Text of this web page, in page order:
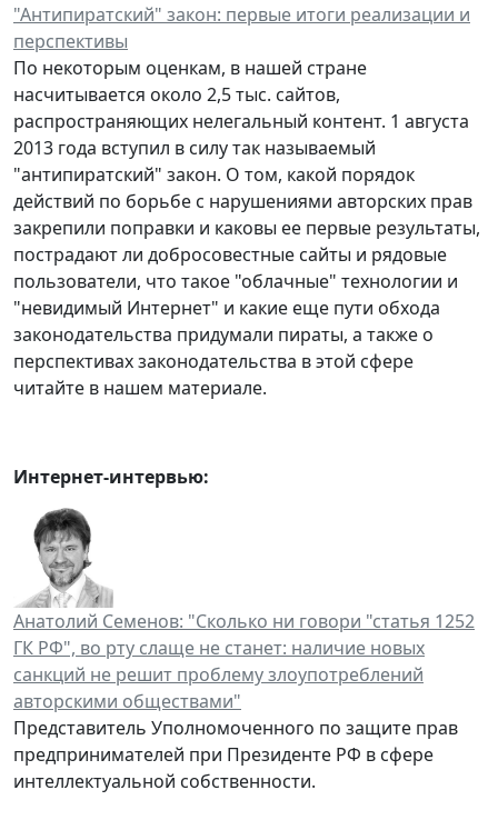
"Антипиратский" закон: первые итоги реализации и
перспективы
По некоторым оценкам, в нашей стране
насчитывается около 2,5 тыс. сайтов,
распространяющих нелегальный контент. 1 августа
2013 года вступил в силу так называемый
"антипиратский" закон. О том, какой порядок
действий по борьбе с нарушениями авторских прав
закрепили поправки и каковы ее первые результаты,
пострадают ли добросовестные сайты и рядовые
пользователи, что такое "облачные" технологии и
"невидимый Интернет" и какие еще пути обхода
законодательства придумали пираты, а также о
перспективах законодательства в этой сфере
читайте в нашем материале.
Интернет-интервью:
Анатолий Семенов: "Сколько ни говори "статья 1252
ГК РФ", во рту слаще не станет: наличие новых
санкций не решит проблему злоупотреблений
авторскими обществами"
Представитель Уполномоченного по защите прав
предпринимателей при Президенте РФ в сфере
интеллектуальной собственности.